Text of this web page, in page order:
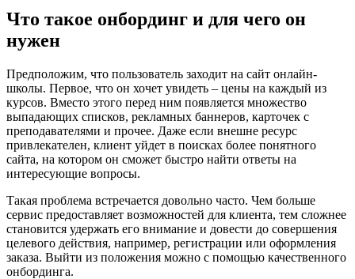
Что такое онбординг и для чего он
нужен
Предположим, что пользователь заходит на сайт онлайн-
школы. Первое, что он хочет увидеть – цены на каждый из
курсов. Вместо этого перед ним появляется множество
выпадающих списков, рекламных баннеров, карточек с
преподавателями и прочее. Даже если внешне ресурс
привлекателен, клиент уйдет в поисках более понятного
сайта, на котором он сможет быстро найти ответы на
интересующие вопросы.
Такая проблема встречается довольно часто. Чем больше
сервис предоставляет возможностей для клиента, тем сложнее
становится удержать его внимание и довести до совершения
целевого действия, например, регистрации или оформления
заказа. Выйти из положения можно с помощью качественного
онбординга.